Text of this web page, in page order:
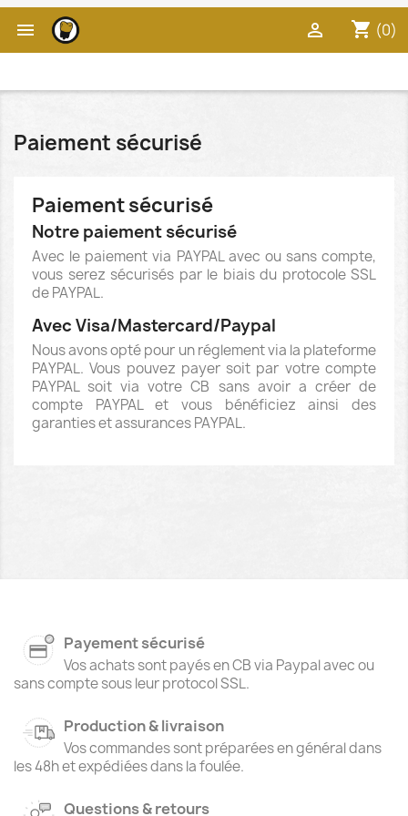
 shopping_cart (0)

Paiement sécurisé
Paiement sécurisé
Notre paiement sécurisé
Avec le paiement via PAYPAL avec ou sans compte,
vous serez sécurisés par le biais du protocole SSL
de PAYPAL.
Avec Visa/Mastercard/Paypal
Nous avons opté pour un réglement via la plateforme
PAYPAL. Vous pouvez payer soit par votre compte
PAYPAL soit via votre CB sans avoir a créer de
compte PAYPAL et vous bénéficiez ainsi des
garanties et assurances PAYPAL.
Payement sécurisé
Vos achats sont payés en CB via Paypal avec ou
sans compte sous leur protocol SSL.
Production & livraison
Vos commandes sont préparées en général dans
les 48h et expédiées dans la foulée.
Questions & retours